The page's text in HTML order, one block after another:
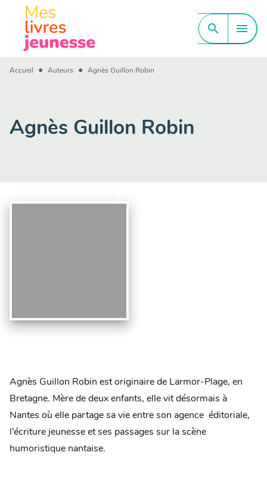
MENU CONTENU
PIED DE PAGE
search menu
Accueil • Auteurs • Agnès Guillon Robin
Agnès Guillon Robin
Agnès Guillon Robin est originaire de Larmor-Plage, en
Bretagne. Mère de deux enfants, elle vit désormais à
Nantes où elle partage sa vie entre son agence éditoriale,
l’écriture jeunesse et ses passages sur la scène
humoristique nantaise.